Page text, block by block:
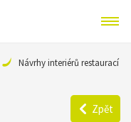
Návrhy interiérů restaurací
Zpět